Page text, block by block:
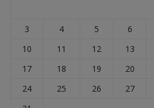
3
4 5 6
10
11 12 13
17
18 19 20
24
25 26 27